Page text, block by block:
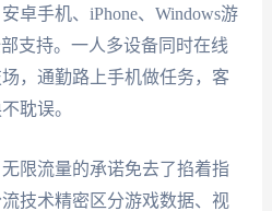
卓手机、iPhone、Windows游
支持。一人多设备同时在线
，通勤路上手机做任务，客
耽误。
限流量的承诺免去了掐着指
技术精密区分游戏数据、视